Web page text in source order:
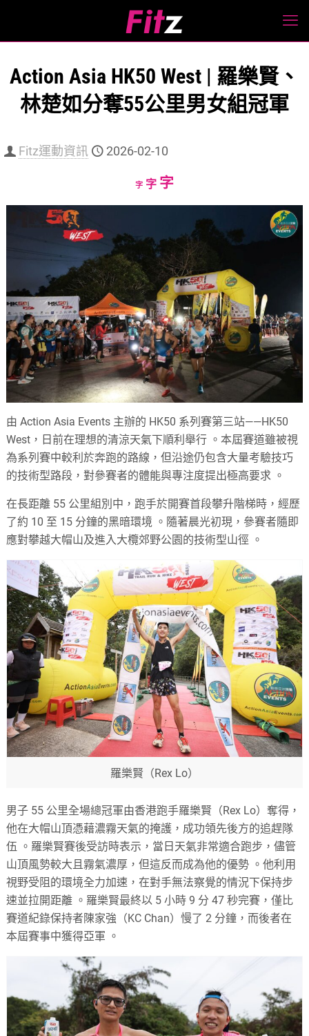
Action Asia HK50 West | 羅樂賢、
林楚如分奪55公里男女組冠軍
Fitz運動資訊 2026-02-10
字Decrease
字Reset
字Increase
size.
由 Action Asia Events 主辦的 HK50 系列賽第三站——HK50
West，日前在理想的清涼天氣下順利舉行 。本屆賽道雖被視
為系列賽中較利於奔跑的路線，但沿途仍包含大量考驗技巧
的技術型路段，對參賽者的體能與專注度提出極高要求 。
在長距離 55 公里組別中，跑手於開賽首段攀升階梯時，經歷
了約 10 至 15 分鐘的黑暗環境 。隨著晨光初現，參賽者隨即
應對攀越大帽山及進入大欖郊野公園的技術型山徑 。
羅樂賢（Rex Lo）
男子 55 公里全場總冠軍由香港跑手羅樂賢（Rex Lo）奪得，
他在大帽山頂憑藉濃霧天氣的掩護，成功領先後方的追趕隊
伍 。 羅樂賢賽後受訪時表示，當日天氣非常適合跑步，儘管
山頂風勢較大且霧氣濃厚，但這反而成為他的優勢 。他利用
視野受阻的環境全力加速，在對手無法察覺的情況下保持步
速並拉開距離 。羅樂賢最終以 5 小時 9 分 47 秒完賽，僅比
賽道紀錄保持者陳家強（KC Chan）慢了 2 分鐘，而後者在
本屆賽事中獲得亞軍 。